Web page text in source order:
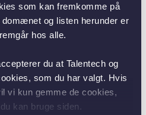
som kan fremkomme på
og listen herunder er
hos alle.
du at Talentech og
som du har valgt. Hvis
vi kun gemme de cookies,
kan bruge siden.